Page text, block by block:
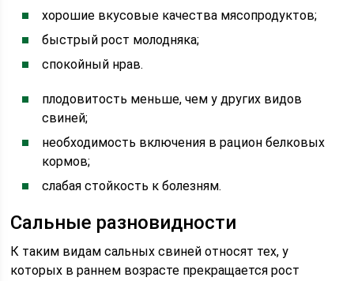
хорошие вкусовые качества мясопродуктов;
быстрый рост молодняка;
спокойный нрав.
плодовитость меньше, чем у других видов
свиней;
необходимость включения в рацион белковых
кормов;
слабая стойкость к болезням.
Сальные разновидности
К таким видам сальных свиней относят тех, у
которых в раннем возрасте прекращается рост